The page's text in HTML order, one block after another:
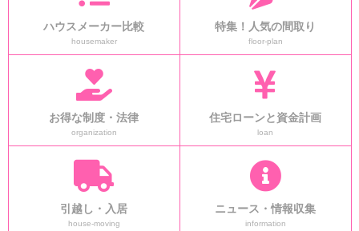
ハウスメーカー比較
housemaker
特集！人気の間取り
floor-plan
お得な制度・法律
organization
住宅ローンと資金計画
loan
引越し・入居
house-moving
ニュース・情報収集
information